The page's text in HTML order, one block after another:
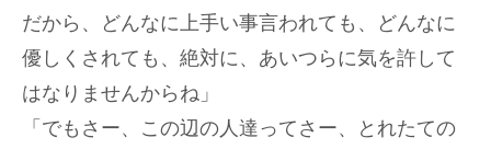
だから、どんなに上手い事言われても、どんなに
優しくされても、絶対に、あいつらに気を許して
はなりませんからね」
「でもさー、この辺の人達ってさー、とれたての